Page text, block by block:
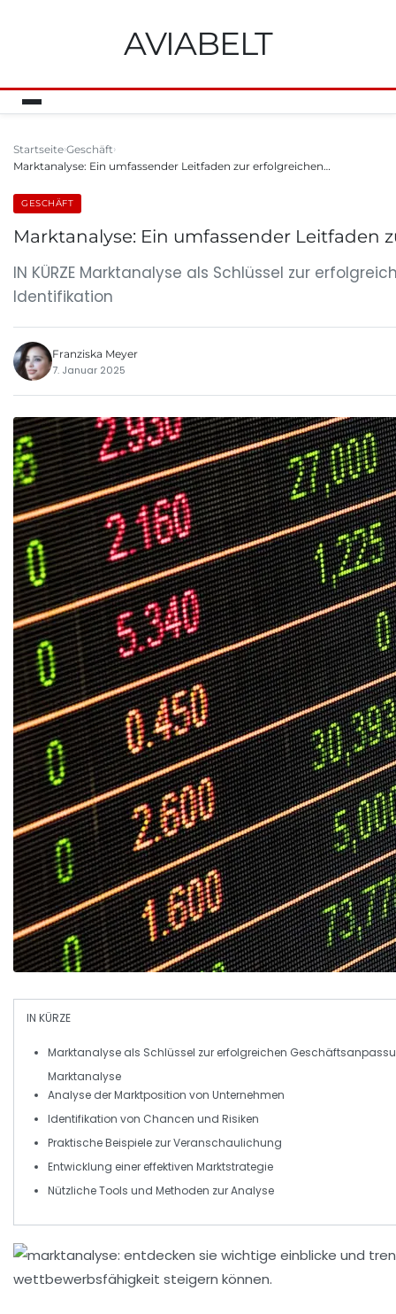
AVIABELT
Startseite Geschäft
Marktanalyse: Ein umfassender Leitfaden zur erfolgreichen…
GESCHÄFT
Marktanalyse: Ein umfassender Leitfaden
IN KÜRZE Marktanalyse als Schlüssel zur
Identifikation
Franziska Meyer
7. Januar 2025
IN KÜRZE
Marktanalyse als Schlüssel zur erfolgreichen
Marktanalyse
Analyse derMarktposition von Unternehmen
Identifikation von Chancen und Risiken
Praktische Beispiele zur Veranschaulichung
Entwicklung einer effektiven Marktstrategie
NützlicheTools und Methoden zur Analyse